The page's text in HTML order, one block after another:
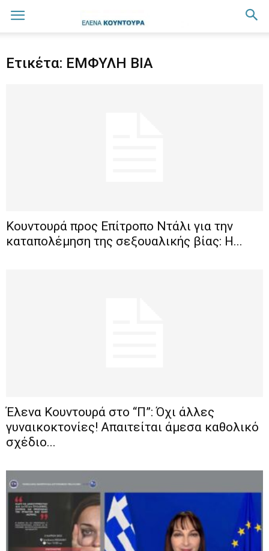
Ετικέτα: ΕΜΦΥΛΗ ΒΙΑ
Κουντουρά προς Επίτροπο Ντάλι για την
καταπολέμηση της σεξουαλικής βίας: Η...
Έλενα Κουντουρά στο “Π”: Όχι άλλες
γυναικοκτονίες! Απαιτείται άμεσα καθολικό
σχέδιο...